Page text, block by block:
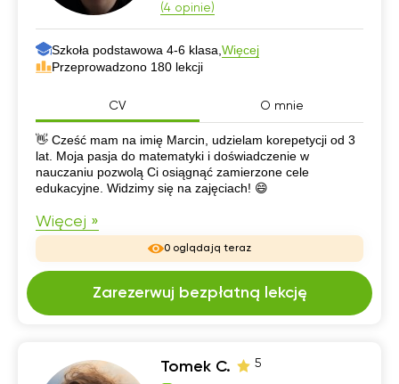
(4 opinie)
Szkoła podstawowa 4-6 klasa, Więcej
Przeprowadzono 180 lekcji
CV O mnie
CV
👋 Cześć mam na imię Marcin, udzielam korepetycji od 3
lat. Moja pasja do matematyki i doświadczenie w
nauczaniu pozwolą Ci osiągnąć zamierzone cele
edukacyjne. Widzimy się na zajęciach! 😄
Więcej »
0 oglądają teraz
Zarezerwuj bezpłatną lekcję
Tomek C. 5